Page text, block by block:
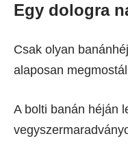
Egy dologra
Csak olyan
alaposan
A bolti banán héján